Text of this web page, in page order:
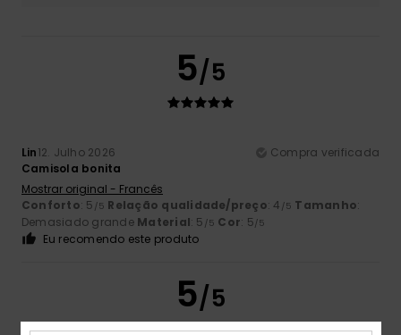
5/5
Lin12. Julho 2026
Compra verificada
Camisola bonita
Mostrar original - Francês
Conforto: 5 /5 Relação qualidade/preço: 4 /5 Tamanho:
Demasiado grande Material: 5 /5 Cor: 5/5
Eu recomendo este produto
5/5